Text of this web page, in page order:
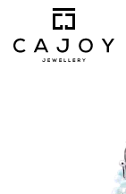
principale